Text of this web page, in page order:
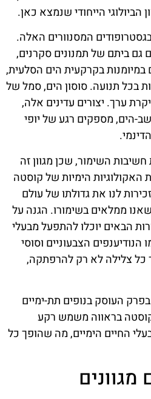
הביולוגי הייחודי שנמצא כאן.
המסנוורים האלה.
ביתם של תמנונים סקרנים,
במיומנות בקרקעית הים הסלעית,
בכל תנועה. סוסון הים, סמל של
ערך. יצורים עדינים אלה,
הים, מספקים רגע של יופי
השימור, שכן מגוון זה
האקולוגיות הימיות של קוסטה
לנו את גדולתו של עולם
ממלאים בשימורו. הגנה על
הבאים יוכלו להתפעל מבעלי
הנודיענפים הצבעוניים וסוסי
כל צלילה לא רק להרפתקה,
העוסק בנופים תת-ימיים
בקוסטה בראווה משמש רקע
החיים הימיים, מה שהופך כל
מגוונים